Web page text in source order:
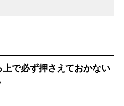
上で必ず押さえておかない